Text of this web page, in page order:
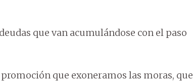
que van acumulándose con el paso
que exoneramos las moras, que